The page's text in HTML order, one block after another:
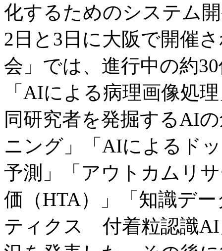
化するためのシステム
2日と3日に大阪で開催
会」では、進行中の約
「AIによる病理画像処
同研究者を発掘するAI
ニング」「AIによるド
予測」「アウトカムリ
価（HTA）」「知識デ
ティクス 付着粒認識AI